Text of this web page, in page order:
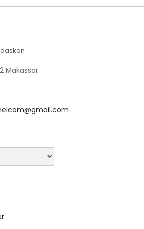
Makassar